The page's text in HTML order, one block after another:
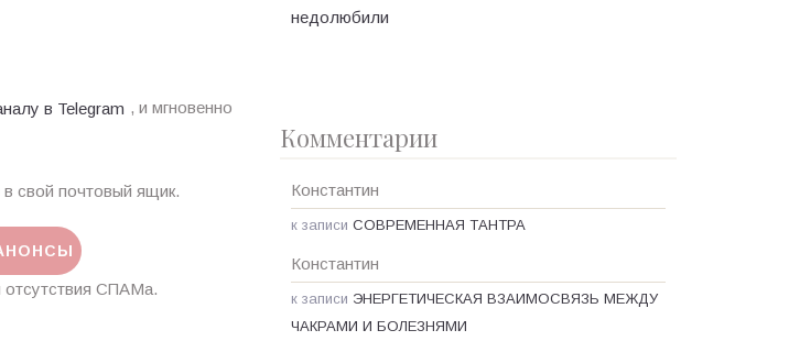
, и мгновенно
свой почтовый ящик.
отсутствия СПАМа.
недолюбили
Комментарии
Константин
к записи СОВРЕМЕННАЯ ТАНТРА
Константин
к записи ЭНЕРГЕТИЧЕСКАЯ ВЗАИМОСВЯЗЬ МЕЖДУ
ЧАКРАМИ И БОЛЕЗНЯМИ